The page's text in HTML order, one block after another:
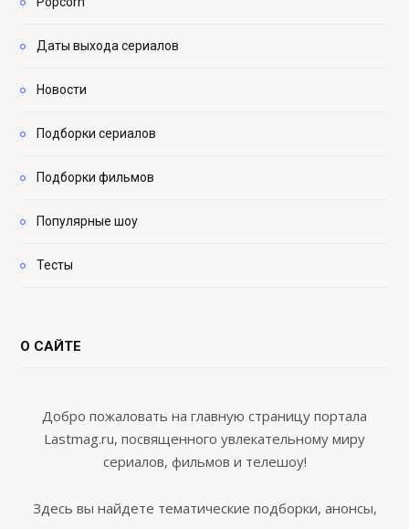
Даты выхода сериалов
Новости
Подборки сериалов
Подборки фильмов
Популярные шоу
Тесты
О САЙТЕ
Добро пожаловать на главную страницу портала
Lastmag.ru, посвященного увлекательному миру
сериалов, фильмов и телешоу!
Здесь вы найдете тематические подборки, анонсы,